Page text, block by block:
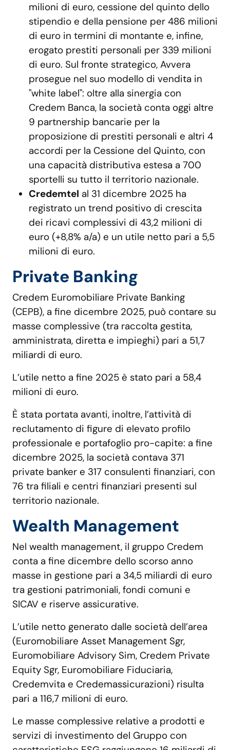
milioni di euro, cessione del quinto dello
stipendio e della pensione per 486 milioni
di euro in termini di montante e, infine,
erogato prestiti personali per 339 milioni
di euro. Sul fronte strategico, Avvera
prosegue nel suo modello di vendita in
"white label": oltre alla sinergia con
Credem Banca, la società conta oggi altre
9 partnership bancarie per la
proposizione di prestiti personali e altri 4
accordi per la Cessione del Quinto, con
una capacità distributiva estesa a 700
sportelli su tutto il territorio nazionale.
Credemtel al 31 dicembre 2025 ha
registrato un trend positivo di crescita
dei ricavi complessivi di 43,2 milioni di
euro (+8,8% a/a) e un utile netto pari a 5,5
milioni di euro.
Private Banking
Credem Euromobiliare Private Banking
(CEPB), a fine dicembre 2025, può contare su
masse complessive (tra raccolta gestita,
amministrata, diretta e impieghi) pari a 51,7
miliardi di euro.
L’utile netto a fine 2025 è stato pari a 58,4
milioni di euro.
È stata portata avanti, inoltre, l’attività di
reclutamento di figure di elevato profilo
professionale e portafoglio pro-capite: a fine
dicembre 2025, la società contava 371
private banker e 317 consulenti finanziari, con
76 tra filiali e centri finanziari presenti sul
territorio nazionale.
Wealth Management
Nel wealth management, il gruppo Credem
conta a fine dicembre dello scorso anno
masse in gestione pari a 34,5 miliardi di euro
tra gestioni patrimoniali, fondi comuni e
SICAV e riserve assicurative.
L’utile netto generato dalle società dell’area
(Euromobiliare Asset Management Sgr,
Euromobiliare Advisory Sim, Credem Private
Equity Sgr, Euromobiliare Fiduciaria,
Credemvita e Credemassicurazioni) risulta
pari a 116,7 milioni di euro.
Le masse complessive relative a prodotti e
servizi di investimento del Gruppo con